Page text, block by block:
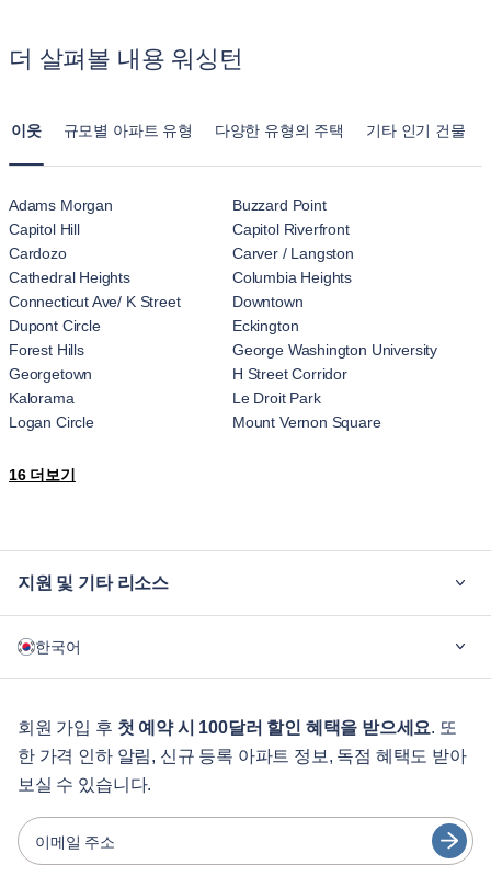
편안한 장소를 제공합니다.
더 살펴볼 내용 워싱턴
이웃 규모별 아파트 유형 다양한 유형의 주택 기타 인기 건물
Adams Morgan
Buzzard Point
Capitol Hill
Capitol Riverfront
Cardozo
Carver / Langston
Cathedral Heights
Columbia Heights
Connecticut Ave/ K Street
Downtown
Dupont Circle
Eckington
Forest Hills
George Washington University
Georgetown
H Street Corridor
Kalorama
Le Droit Park
Logan Circle
Mount Vernon Square
NoMa
Stanton Park
16 더보기
지원 및 기타 리소스
기업용
게스트 서비스
도시 가이드
파트너
가구 렌탈 사업자
한국어
English
Português
Español
회원 가입 후 첫 예약 시 100달러 할인 혜택을 받으세요. 또
한 가격 인하 알림, 신규 등록 아파트 정보, 독점 혜택도 받아
보실 수 있습니다.
이메일 주소